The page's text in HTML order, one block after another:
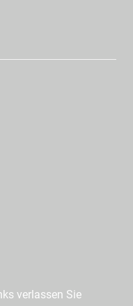
verlassen Sie